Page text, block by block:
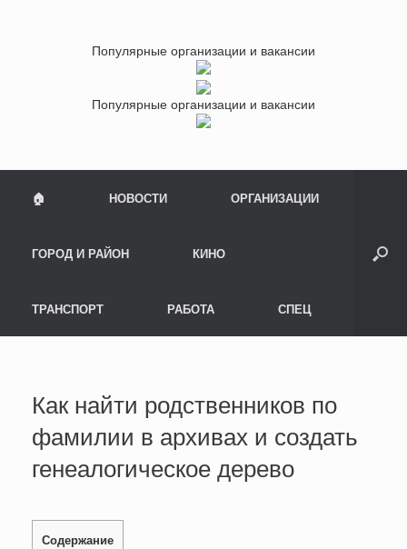
Популярные организации и вакансии
Популярные организации и вакансии
🏠 НОВОСТИ ОРГАНИЗАЦИИ
ГОРОД И РАЙОН КИНО
ТРАНСПОРТ РАБОТА СПЕЦ
Как найти родственников по
фамилии в архивах и создать
генеалогическое дерево
Содержание